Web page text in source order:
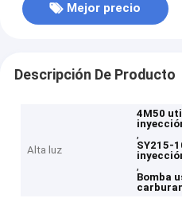
Mejor precio
Descripción De Producto
Alta luz
4M50
,
SY215-
,
Bomba